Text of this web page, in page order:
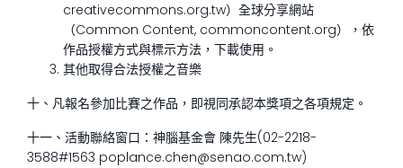
creativecommons.org.tw）全球分享網站
（Common Content, commoncontent.org），依
作品授權方式與標示方法，下載使用。
其他取得合法授權之音樂
十、凡報名參加比賽之作品，即視同承認本獎項之各項規定。
十一、活動聯絡窗口：神腦基金會 陳先生(02-2218-
3588#1563 poplance.chen@senao.com.tw)